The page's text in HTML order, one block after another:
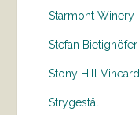
Starmont Winery
Stefan Bietighöfer
Stony Hill Vineard
Strygestål